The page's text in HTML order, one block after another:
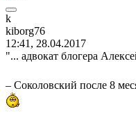
k
kiborg76
12:41, 28.04.2017
"... адвокат блогера
– Соколовский после 8